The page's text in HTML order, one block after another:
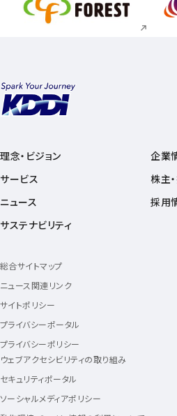
新規ウィンドウで開く
理念・ビジョン
サービス
ニュース
サステナビリティ
企業
株主
採用
総合サイトマップ
ニュース関連リンク
サイトポリシー
プライバシーポータル
プライバシーポリシー
ウェブアクセシビリティの取り組み
セキュリティポータル
ソーシャルメディアポリシー